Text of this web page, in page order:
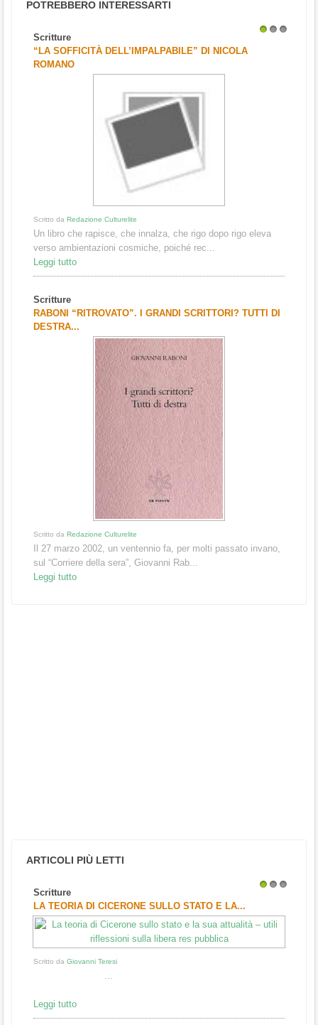
POTREBBERO INTERESSARTI
Scritture
“LA SOFFICITÀ DELL’IMPALPABILE” DI NICOLA
ROMANO
Scritto da Redazione Culturelite
Un libro che rapisce, che innalza, che rigo dopo rigo eleva
verso ambientazioni cosmiche, poiché rec...
Leggi tutto
Scritture
RABONI “RITROVATO”. I GRANDI SCRITTORI? TUTTI DI
DESTRA...
Scritto da Redazione Culturelite
Il 27 marzo 2002, un ventennio fa, per molti passato invano,
sul “Corriere della sera”, Giovanni Rab...
Leggi tutto
ARTICOLI PIÙ LETTI
Scritture
LA TEORIA DI CICERONE SULLO STATO E LA...
Scritto da Giovanni Teresi
Leggi tutto